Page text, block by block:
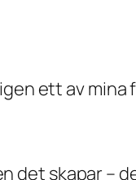
ett av mina
det skapar –